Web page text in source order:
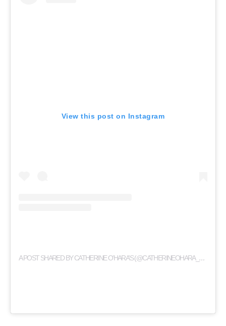
View this post on Instagram
A
POST SHARED BY CATHERINE O’HARA’S (@CATHERINEOHARA_CHRONOLOGY)